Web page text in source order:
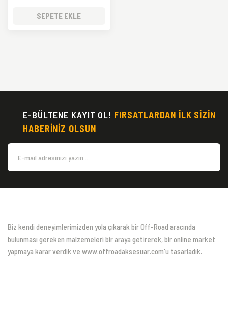
SEPETE EKLE
E-BÜLTENE KAYIT OL! FIRSATLARDAN İLK SİZİN
HABERİNİZ OLSUN
Biz kendi deneyimlerimizden yola çıkarak bir Off-Road aracında
bulunması gereken malzemeleri bir araya getirerek, bir online market
yapmaya karar verdik ve www.offroadaksesuar.com'u tasarladık.